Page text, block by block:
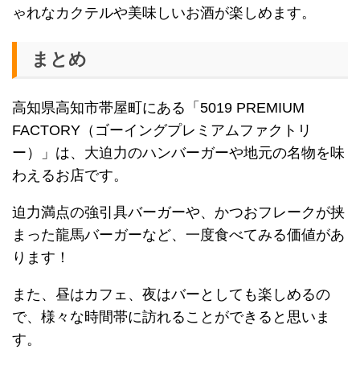
ゃれなカクテルや美味しいお酒が楽しめます。
まとめ
高知県高知市帯屋町にある「5019 PREMIUM
FACTORY（ゴーイングプレミアムファクトリ
ー）」は、大迫力のハンバーガーや地元の名物を味
わえるお店です。
迫力満点の強引具バーガーや、かつおフレークが挟
まった龍馬バーガーなど、一度食べてみる価値があ
ります！
また、昼はカフェ、夜はバーとしても楽しめるの
で、様々な時間帯に訪れることができると思いま
す。